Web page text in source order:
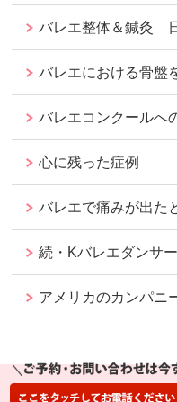
バレエ整体＆鍼灸
バレエにおける骨盤
バレエコンクールへ
心に残った症例
バレエで痛みが出た
続・Kバレエダンサ
アメリカのカンパニ